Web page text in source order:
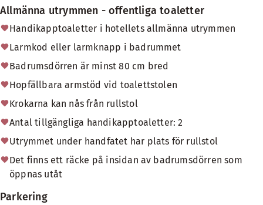
Allmänna utrymmen - offentliga toaletter
Handikapptoaletter i hotellets allmänna utrymmen
Larmkod eller larmknapp i badrummet
Badrumsdörren är minst 80 cm bred
Hopfällbara armstöd vid toalettstolen
Krokarna kan nås från rullstol
Antal tillgängliga handikapptoaletter: 2
Utrymmet under handfatet har plats för rullstol
Det finns ett räcke på insidan av badrumsdörren som
öppnas utåt
Parkering